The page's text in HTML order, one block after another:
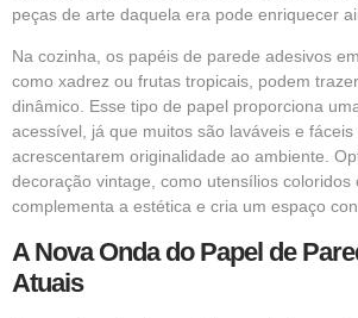
peças de arte daquela era pode enriquecer
Na cozinha, os papéis de parede adesivos
como xadrez ou frutas tropicais, podem
dinâmico. Esse tipo de papel proporciona
acessível, já que muitos são laváveis e
acrescentarem originalidade ao ambiente.
decoração vintage, como utensílios coloridos
complementa a estética e cria um espaço
A Nova Onda do Papel de
Atuais